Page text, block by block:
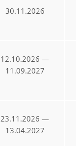
30.11.2026
12.10.2026 —
11.09.2027
23.11.2026 —
13.04.2027